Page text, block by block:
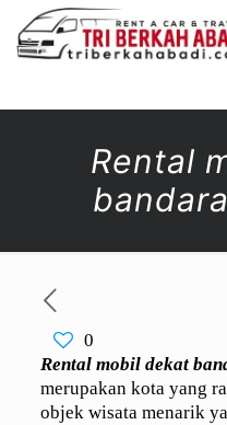
Rental
0
Rental mobil dekat
merupakan kota yang
objek wisata menarik